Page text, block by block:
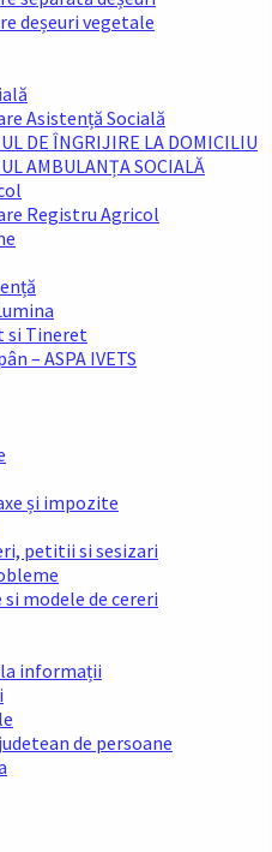
deșeuri vegetale
Asistență Socială
DE ÎNGRIJIRE LA DOMICILIU
AMBULANȚA SOCIALĂ
Registru Agricol
si Tineret
– ASPA IVETS
și impozite
petitii si sesizari
si modele de cereri
informații
de persoane